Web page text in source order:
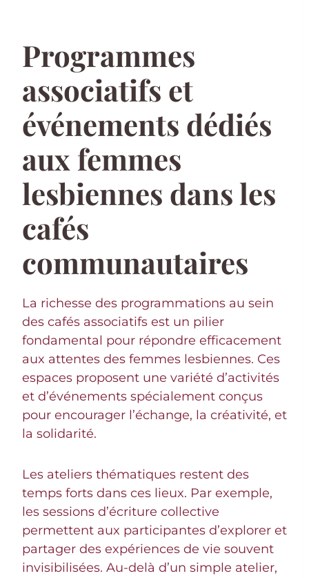
Programmes
associatifs et
événements dédiés
aux femmes
lesbiennes dans les
cafés
communautaires
La richesse des programmations au sein
des cafés associatifs est un pilier
fondamental pour répondre efficacement
aux attentes des femmes lesbiennes. Ces
espaces proposent une variété d’activités
et d’événements spécialement conçus
pour encourager l’échange, la créativité, et
la solidarité.
Les ateliers thématiques restent des
temps forts dans ces lieux. Par exemple,
les sessions d’écriture collective
permettent aux participantes d’explorer et
partager des expériences de vie souvent
invisibilisées. Au-delà d’un simple atelier,